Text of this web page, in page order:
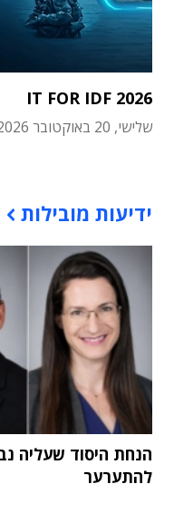
IT FOR IDF 2026
שלישי, 20 באוקטובר 2026
ידיעות מובילות
הנחת היסוד שעליה
להתערער